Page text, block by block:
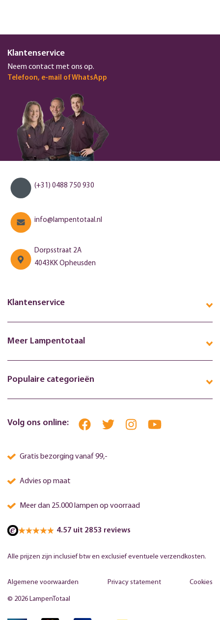
Klantenservice
Neem contact met ons op.
Telefoon, e-mail of WhatsApp
(+31) 0488 750 930
info@lampentotaal.nl
Dorpsstraat 2A
4043KK Opheusden
Klantenservice
Meer Lampentotaal
Populaire categorieën
Volg ons online:
Gratis bezorging vanaf 99,-
Advies op maat
Meer dan 25.000 lampen op voorraad
4.57 uit 2853 reviews
Alle prijzen zijn inclusief btw en exclusief eventuele verzendkosten.
© 2026 LampenTotaal
Algemene voorwaarden Privacy statement Cookies